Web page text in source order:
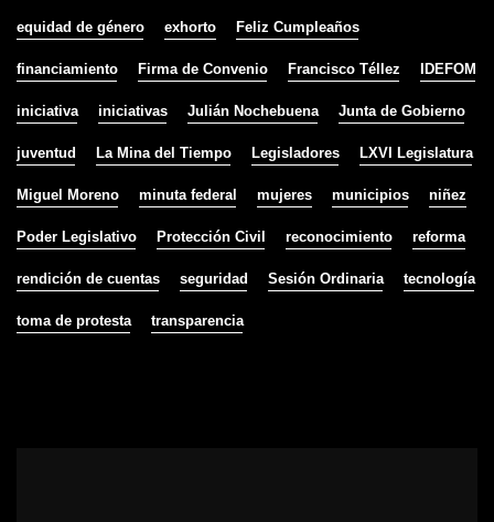
equidad de género exhorto Feliz Cumpleaños
financiamiento Firma de Convenio Francisco Téllez IDEFOM
iniciativa iniciativas Julián Nochebuena Junta de Gobierno
juventud La Mina del Tiempo Legisladores LXVI Legislatura
Miguel Moreno minuta federal mujeres municipios niñez
Poder Legislativo Protección Civil reconocimiento reforma
rendición de cuentas seguridad Sesión Ordinaria tecnología
toma de protesta transparencia